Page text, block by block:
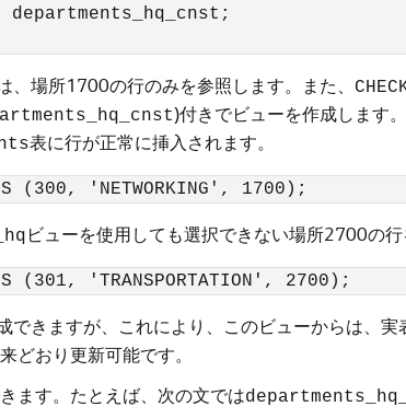
departments_hq_cnst;
、場所1700の行のみを参照します。また、
)付きでビューを作成します
表に行が正常に挿入されます。
ビューを使用しても選択できない場所2700の
できますが、これにより、このビューからは、実
どおり更新可能です。
ます。たとえば、次の文では